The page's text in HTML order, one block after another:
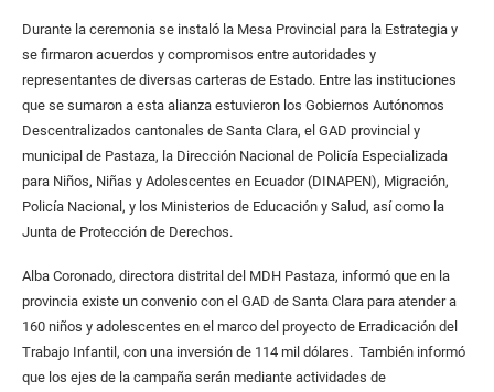
Durante la ceremonia se instaló la Mesa Provincial para la Estrategia y
se firmaron acuerdos y compromisos entre autoridades y
representantes de diversas carteras de Estado. Entre las instituciones
que se sumaron a esta alianza estuvieron los Gobiernos Autónomos
Descentralizados cantonales de Santa Clara, el GAD provincial y
municipal de Pastaza, la Dirección Nacional de Policía Especializada
para Niños, Niñas y Adolescentes en Ecuador (DINAPEN), Migración,
Policía Nacional, y los Ministerios de Educación y Salud, así como la
Junta de Protección de Derechos.
Alba Coronado, directora distrital del MDH Pastaza, informó que en la
provincia existe un convenio con el GAD de Santa Clara para atender a
160 niños y adolescentes en el marco del proyecto de Erradicación del
Trabajo Infantil, con una inversión de 114 mil dólares. También informó
que los ejes de la campaña serán mediante actividades de